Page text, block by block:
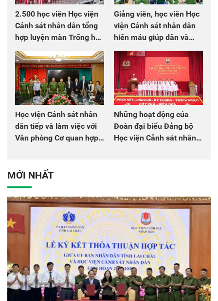
2.500 học viên Học viện
Cảnh sát nhân dân tổng
hợp luyện màn Trống hội
chào mừng Đại hội Đảng
Giảng viên, học viên Học
viện Cảnh sát nhân dân
hiến máu giúp dân và
đồng đội
Học viện Cảnh sát nhân
dân tiếp và làm việc với
Văn phòng Cơ quan hợp
Những hoạt động của
Đoàn đại biểu Đảng bộ
Học viện Cảnh sát nhân
MỚI NHẤT